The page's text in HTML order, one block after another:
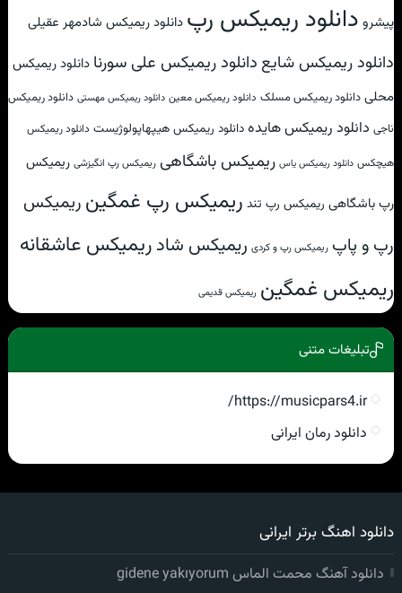
پیشرو دانلود ریمیکس رپ دانلود ریمیکس شادمهر عقیلی
دانلود ریمیکس شایع دانلود ریمیکس علی سورنا دانلود ریمیکس
محلی دانلود ریمیکس مسلک دانلود ریمیکس معین دانلود ریمیکس مهستی دانلود ریمیکس
ناجی دانلود ریمیکس هایدهدانلود ریمیکس هیپهاپولوژیست دانلود ریمیکس
هیچکس دانلود ریمیکس یاس ریمیکس باشگاهی ریمیکس رپ انگیزشی ریمیکس
رپ باشگاهی ریمیکس رپ تند ریمیکس رپ غمگین ریمیکس
رپ و پاپ ریمیکس رپ و کردی ریمیکس شادریمیکس عاشقانه
ریمیکس غمگین ریمیکس قدیمی
تبلیغات متنی
https://musicpars4.ir/
دانلود رمان ایرانی
دانلود اهنگ برتر ایرانی
دانلود آهنگ محمت الماس gidene yakıyorum